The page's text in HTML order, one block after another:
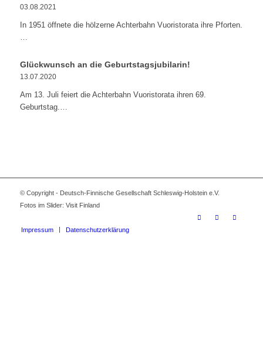
03.08.2021
In 1951 öffnete die hölzerne Achterbahn Vuoristorata ihre Pforten.
…
Glückwunsch an die Geburtstagsjubilarin!
13.07.2020
Am 13. Juli feiert die Achterbahn Vuoristorata ihren 69.
Geburtstag.…
© Copyright - Deutsch-Finnische Gesellschaft Schleswig-Holstein e.V.
Fotos im Slider: Visit Finland
Impressum Datenschutzerklärung